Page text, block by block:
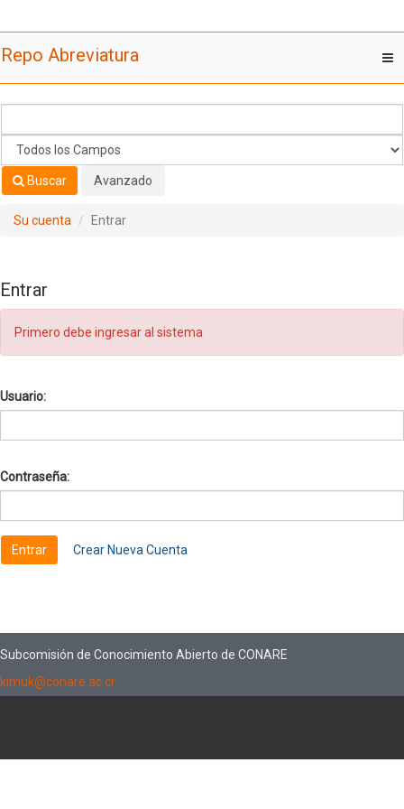
Repo Abreviatura
Buscar Avanzado
Su cuenta Entrar
Entrar
Primero debe ingresar al sistema
Usuario:
Contraseña:
Crear Nueva Cuenta
Subcomisión de Conocimiento Abierto de CONARE
kimuk@conare.ac.cr